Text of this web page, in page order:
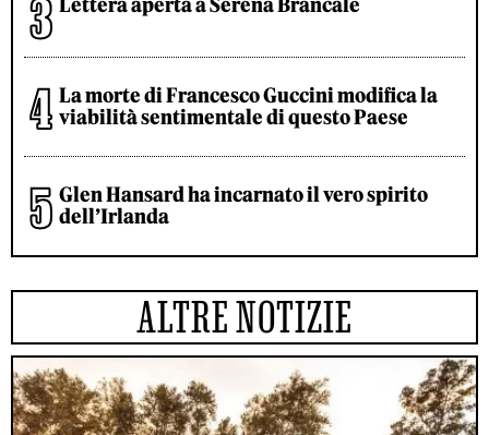
Lettera aperta a Serena Brancale
La morte di Francesco Guccini modifica la
viabilità sentimentale di questo Paese
Glen Hansard ha incarnato il vero spirito
dell’Irlanda
ALTRE NOTIZIE